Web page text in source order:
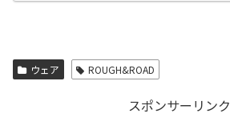
ウェア ROUGH&ROAD
スポンサーリンク